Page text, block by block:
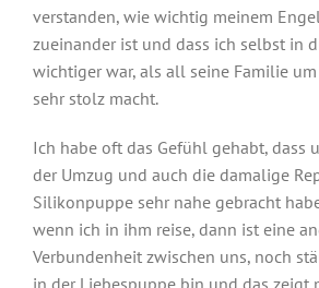
verstanden, wie wichtig meinem
zueinander ist und dass ich selbst in
wichtiger war, als all seine Familie
sehr stolz macht.
Ich habe oft das Gefühl gehabt, dass
der Umzug und auch die damalige
Silikonpuppe sehr nahe gebracht
wenn ich in ihm reise, dann ist eine
Verbundenheit zwischen uns, noch
in der Liebespuppe bin und das zeigt